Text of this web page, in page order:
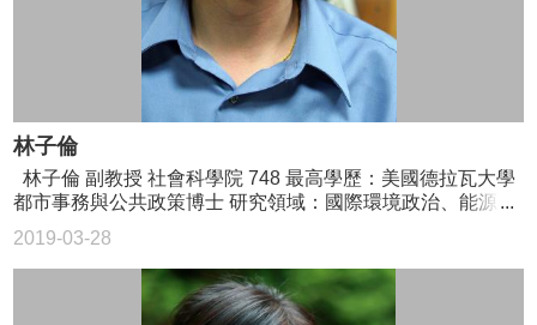
林子倫
2019-03-28
林子倫 副教授 社會科學院 748 最高學歷：美國德拉瓦大學
都市事務與公共政策博士 研究領域：國際環境政治、能源與
氣候政策、審議式民主、參與式治理、後實證政策分析 02-
3366-8405或02-3366-8393涂小姐 tllin@ntu.edu.tw